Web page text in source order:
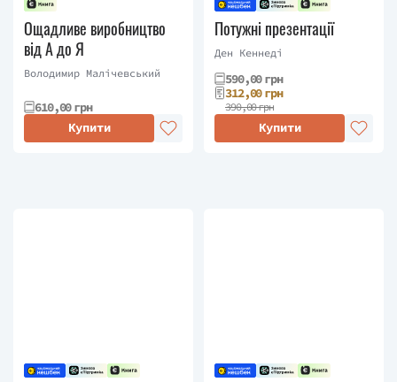
Ощадливе виробництво
від А до Я
Володимир Малічевський
610,00 грн
Купити
Потужні презентації
Ден Кеннеді
590,00 грн
312,00 грн
390,00 грн
Купити